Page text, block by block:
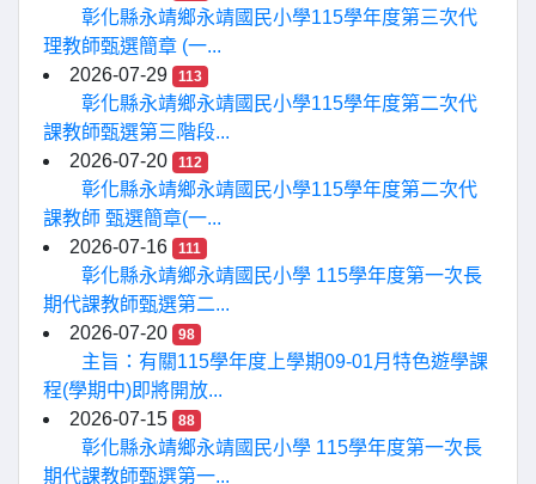
彰化縣永靖鄉永靖國民小學115學年度第三次代
理教師甄選簡章 (一...
2026-07-29
113
彰化縣永靖鄉永靖國民小學115學年度第二次代
課教師甄選第三階段...
2026-07-20
112
彰化縣永靖鄉永靖國民小學115學年度第二次代
課教師 甄選簡章(一...
2026-07-16
111
彰化縣永靖鄉永靖國民小學 115學年度第一次長
期代課教師甄選第二...
2026-07-20
98
主旨：有關115學年度上學期09-01月特色遊學課
程(學期中)即將開放...
2026-07-15
88
彰化縣永靖鄉永靖國民小學 115學年度第一次長
期代課教師甄選第一...